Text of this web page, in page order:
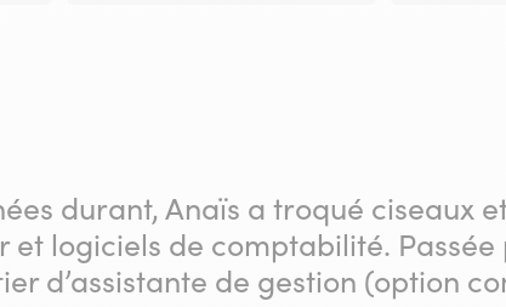
durant, Anaïs a troqué ciseaux
logiciels de comptabilité. Passée
d’assistante de gestion (option